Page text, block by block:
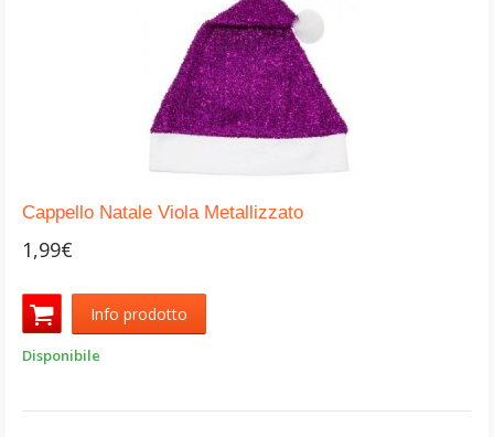
Cappello Natale Viola Metallizzato
1,99€
Info prodotto
Disponibile